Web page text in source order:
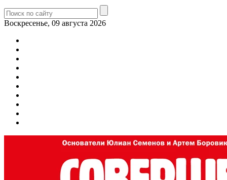
Воскресенье, 09 августа 2026